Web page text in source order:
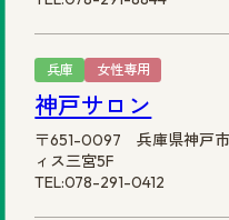
兵庫 女性専用
神戸サロン
〒651-0097 兵庫県神戸
ィス三宮5F
TEL:078-291-0412